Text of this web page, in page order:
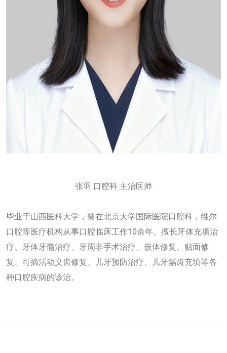
张羽 口腔科 主治医师
毕业于山西医科大学，曾在北京大学国际医院口腔科，维尔
口腔等医疗机构从事口腔临床工作10余年。擅长牙体充填治
疗、牙体牙髓治疗、牙周非手术治疗、嵌体修复、贴面修
复、可摘活动义齿修复、儿牙预防治疗、儿牙龋齿充填等各
种口腔疾病的诊治。